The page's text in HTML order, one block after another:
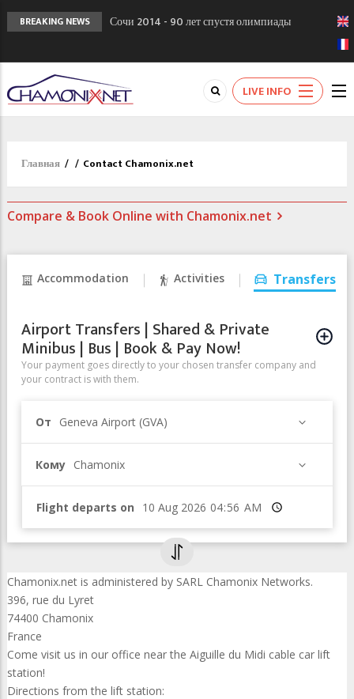
BREAKING NEWS
Сочи 2014 - 90 лет спустя олимпиады
Кол де Монте закрыт 11 января 2013
Chamonixporusski - Русское Шамони. Мы
вам поможем!
LIVE INFO
Главная / / Contact Chamonix.net
Compare & Book Online with Chamonix.net
Accommodation Activities Transfers
Airport Transfers | Shared & Private
Minibus | Bus | Book & Pay Now!
Your payment goes directly to your chosen transfer company and
your contract is with them.
От Geneva Airport (GVA)
Кому Chamonix
Flight departs on Время
Chamonix.net is administered by SARL Chamonix Networks.
396, rue du Lyret
74400 Chamonix
France
Come visit us in our office near the Aiguille du Midi cable car lift
station!
Directions from the lift station: